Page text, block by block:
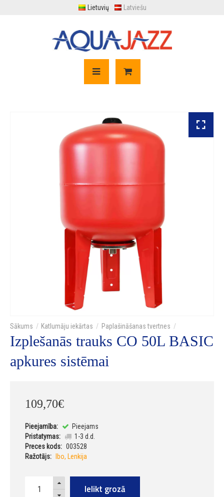
Lietuvių Latviešu
Katlumāju iekārtas Paplašināšanas tvertnes
Izplešanās trauks CO 50L BASIC
apkures sistēmai
109,70€
Pieejamība:
Pieejams
Pristatymas:
1-3 d.d.
Preces kods: 003528
Ražotājs:
Ibo, Lenkija
Ielikt grozā